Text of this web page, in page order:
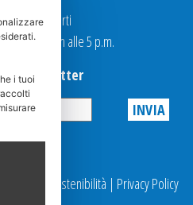
sono aperti
dalle 9 a.m alle 5 p.m.
Newsletter
Report Sostenibilità | Privacy Policy
i tuoi